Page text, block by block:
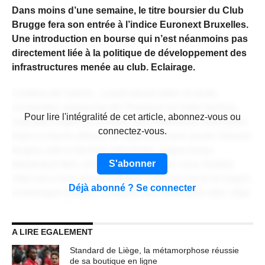
Dans moins d’une semaine, le titre boursier du Club
Brugge fera son entrée à l’indice Euronext Bruxelles.
Une introduction en bourse qui n’est néanmoins pas
directement liée à la politique de développement des
infrastructures menée au club. Eclairage.
vulputate magna at, pulvinar arcu. Maecenas sollicitudin
turpis a mauris ultrices, ac dignissim nunc auctor. Aenean
elementum felis, ut lacinia nulla urna ac urna. Nullam
scelerisque sodales. Curabitur non fermentum odio, vitae
Lorem ipsum dolor sit amet, consectetur adipiscing elit.
Praesent vel tortor facilisis, vulputate magna at, pulvinar
arcu. Maecenas sollicitudin turpis a mauris ultrices, ac
CONTENU RÉSERVÉ AUX
ABONNÉS
Pour lire l'intégralité de cet article, abonnez-vous ou
connectez-vous.
S'abonner
Déjà abonné ? Se connecter
A LIRE EGALEMENT
Standard de Liège, la métamorphose réussie
de sa boutique en ligne